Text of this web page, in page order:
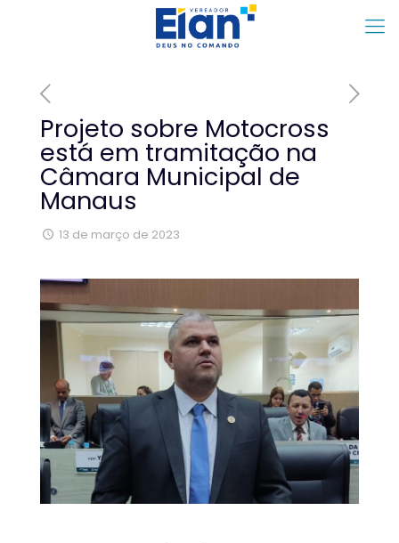
Projeto sobre Motocross
está em tramitação na
Câmara Municipal de
Manaus
13 de março de 2023